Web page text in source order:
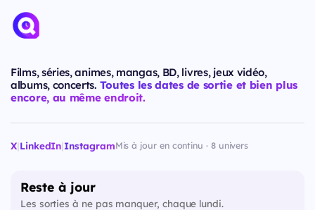
Films, séries, animes, mangas, BD, livres, jeux vidéo,
albums, concerts. Toutes les dates de sortie et bien plus
encore, au même endroit.
X|LinkedIn|InstagramMis à jour en continu · 8 univers
Reste à jour
Les sorties à ne pas manquer, chaque lundi.